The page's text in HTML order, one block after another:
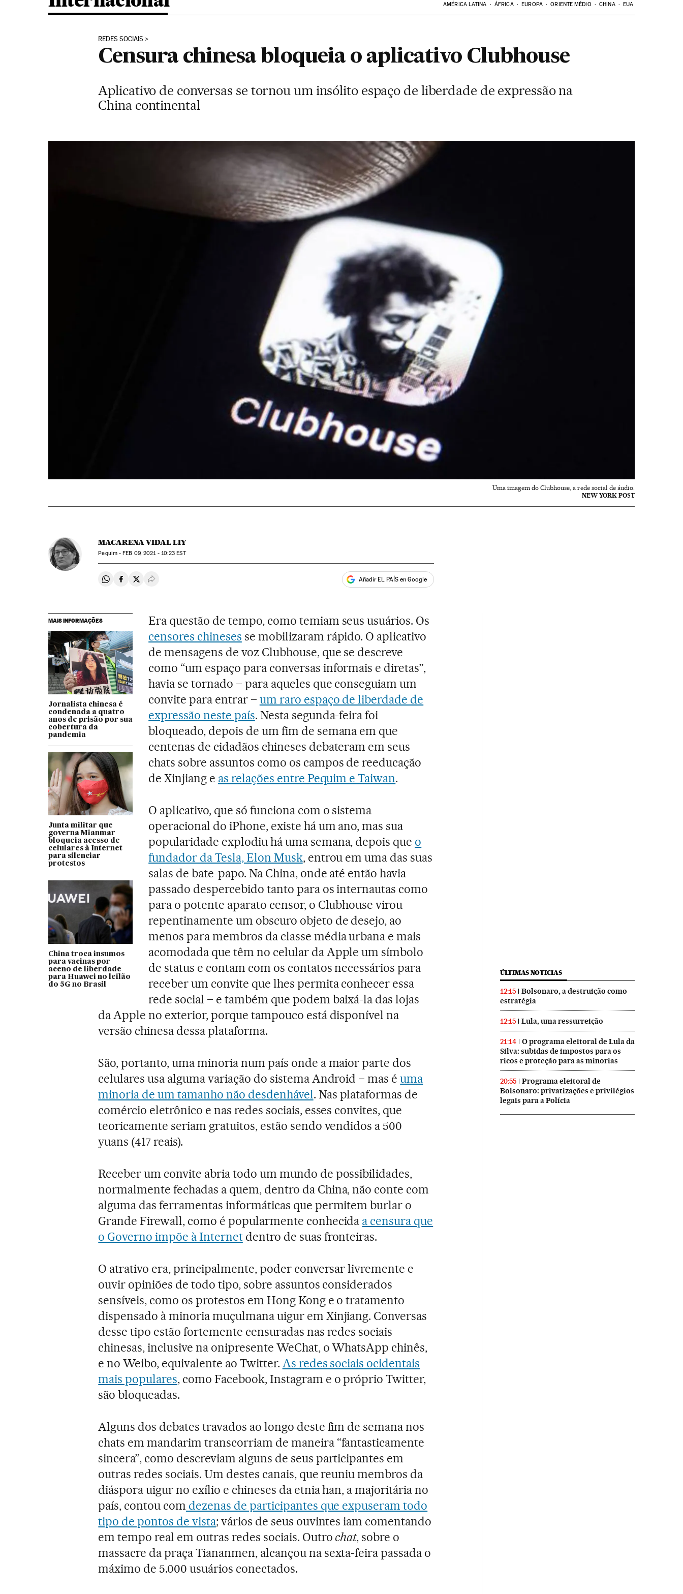
AMÉRICA LATINA ÁFRICA EUROPA ORIENTE MÉDIO CHINA EUA
REDES SOCIAIS
Censura chinesa bloqueia o aplicativo Clubhouse
Aplicativo de conversas se tornou um insólito espaço de liberdade de expressão na
China continental
Uma imagem do Clubhouse, a rede social de áudio.
NEW YORK POST
MACARENA VIDAL LIY
Pequim -FEB 09, 2021 - 10:23 EST
Compartir en Whatsapp
Compartir en Facebook
Compartir en Twitter
Desplegar Redes Sociales Añadir EL PAÍS en Google
MAIS INFORMAÇÕES
Jornalista chinesa é
condenada a quatro
anos de prisão por sua
cobertura da
pandemia
Junta militar que
governa Mianmar
bloqueia acesso de
celulares à Internet
para silenciar
protestos
China troca insumos
para vacinas por
aceno de liberdade
para Huawei no leilão
do 5G no Brasil
Era questão de tempo, como temiam seus usuários. Os
censores chineses se mobilizaram rápido. O aplicativo
de mensagens de voz Clubhouse, que se descreve
como “um espaço para conversas informais e diretas”,
havia se tornado – para aqueles que conseguiam um
convite para entrar – um raro espaço de liberdade de
expressão neste país. Nesta segunda-feira foi
bloqueado, depois de um fim de semana em que
centenas de cidadãos chineses debateram em seus
chats sobre assuntos como os campos de reeducação
de Xinjiang e as relações entre Pequim e Taiwan.
O aplicativo, que só funciona com o sistema
operacional do iPhone, existe há um ano, mas sua
popularidade explodiu há uma semana, depois que o
fundador da Tesla, Elon Musk, entrou em uma das suas
salas de bate-papo. Na China, onde até então havia
passado despercebido tanto para os internautas como
para o potente aparato censor, o Clubhouse virou
repentinamente um obscuro objeto de desejo, ao
menos para membros da classe média urbana e mais
acomodada que têm no celular da Apple um símbolo
de status e contam com os contatos necessários para
receber um convite que lhes permita conhecer essa
rede social – e também que podem baixá-la das lojas
da Apple no exterior, porque tampouco está disponível na
versão chinesa dessa plataforma.
São, portanto, uma minoria num país onde a maior parte dos
celulares usa alguma variação do sistema Android – mas éuma
minoria de um tamanho não desdenhável. Nas plataformas de
comércio eletrônico e nas redes sociais, esses convites, que
teoricamente seriam gratuitos, estão sendo vendidos a 500
yuans (417 reais).
Receber um convite abria todo um mundo de possibilidades,
normalmente fechadas a quem, dentro da China, não conte com
alguma das ferramentas informáticas que permitem burlar o
Grande Firewall, como é popularmente conhecida a censura que
o Governo impõe à Internetdentro de suas fronteiras.
O atrativo era, principalmente, poder conversar livremente e
ouvir opiniões de todo tipo, sobre assuntos considerados
sensíveis, como os protestos em Hong Kong e o tratamento
dispensado à minoria muçulmana uigur em Xinjiang. Conversas
desse tipo estão fortemente censuradas nas redes sociais
chinesas, inclusive na onipresente WeChat, o WhatsApp chinês,
e no Weibo, equivalente ao Twitter. As redes sociais ocidentais
mais populares, como Facebook, Instagram e o próprio Twitter,
são bloqueadas.
Alguns dos debates travados ao longo deste fim de semana nos
chats em mandarim transcorriam de maneira “fantasticamente
sincera”, como descreviam alguns de seus participantes em
outras redes sociais. Um destes canais, que reuniu membros da
diáspora uigur no exílio e chineses da etnia han, a majoritária no
país, contou com dezenas de participantes que expuseram todo
tipo de pontos de vista; vários de seus ouvintes iam comentando
em tempo real em outras redes sociais. Outro chat, sobre o
massacre da praça Tiananmen, alcançou na sexta-feira passada o
máximo de 5.000 usuários conectados.
ÚLTIMAS NOTICIAS
12:15
Bolsonaro, a destruição como
estratégia
12:15 Lula, uma ressurreição
21:14
O programa eleitoral de Lula da
Silva: subidas de impostos para os
ricos e proteção para as minorias
20:55
Programa eleitoral de
Bolsonaro: privatizações e privilégios
legais para a Polícia